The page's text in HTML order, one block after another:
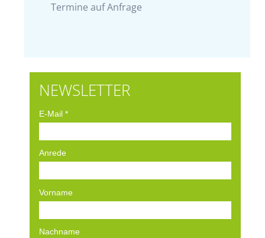
Termine auf Anfrage
NEWSLETTER
E-Mail *
Anrede
Vorname
Nachname